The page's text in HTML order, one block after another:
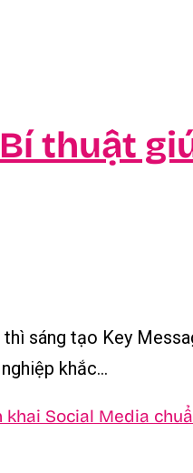
thuật
sáng tạo Key
khắc...